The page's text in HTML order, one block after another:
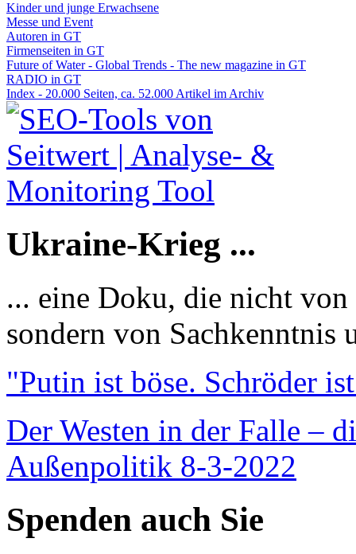
Kinder und junge Erwachsene
Messe und Event
Autoren in GT
Firmenseiten in GT
Future of Water - Global Trends - The new magazine in GT
RADIO in GT
Index - 20.000 Seiten, ca. 52.000 Artikel im Archiv
Ukraine-Krieg ...
... eine Doku, die nicht
sondern von Sachkenntnis
"Putin ist böse. Schröder
Der Westen in der Falle –
Außenpolitik 8-3-2022
Spenden auch Sie